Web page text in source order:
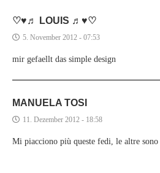
♡♥♬ LOUIS ♬♥♡
5. November 2012 - 07:53
mir gefaellt das simple design
MANUELA TOSI
11. Dezember 2012 - 18:58
Mi piacciono più queste fedi, le altre sono